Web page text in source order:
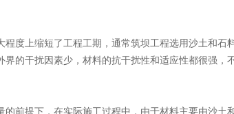
度上缩短了工程工期，通常筑坝工程选用沙土和石
的干扰因素少，材料的抗干扰性和适应性都很强，
前提下，在实际施工过程中，由于材料主要由沙土